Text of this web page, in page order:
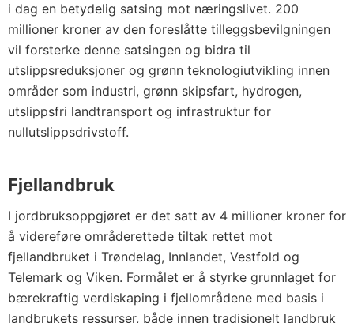
i dag en betydelig satsing mot næringslivet. 200
millioner kroner av den foreslåtte tilleggsbevilgningen
vil forsterke denne satsingen og bidra til
utslippsreduksjoner og grønn teknologiutvikling innen
områder som industri, grønn skipsfart, hydrogen,
utslippsfri landtransport og infrastruktur for
nullutslippsdrivstoff.
Fjellandbruk
I jordbruksoppgjøret er det satt av 4 millioner kroner for
å videreføre områderettede tiltak rettet mot
fjellandbruket i Trøndelag, Innlandet, Vestfold og
Telemark og Viken. Formålet er å styrke grunnlaget for
bærekraftig verdiskaping i fjellområdene med basis i
landbrukets ressurser, både innen tradisjonelt landbruk